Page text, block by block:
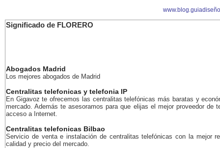
Significado de FLORERO
Abogados Madrid
Los mejores abogados de Madrid
Centralitas telefonicas y telefonia IP
En Gigavoz te ofrecemos las centralitas telefónicas más baratas y
mercado. Además te asesoramos para que elijas el mejor proveedor de
acceso a Internet.
Centralitas telefonicas Bilbao
Servicio de venta e instalación de centralitas telefónicas con la mejor
calidad y precio del mercado.